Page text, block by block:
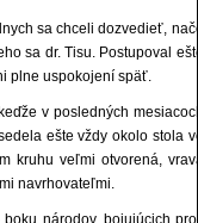
sa chceli dozvedieť, načo
sa dr. Tisu. Postupoval ešte
plne uspokojení späť.
v posledných mesiacoch
ešte vždy okolo stola vo
kruhu veľmi otvorená, vrava
navrhovateľmi.